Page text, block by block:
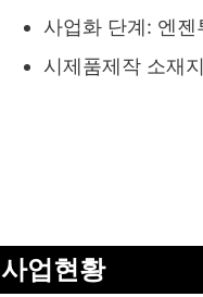
사업화 단계: 엔젠
시제품제작 소재
사업현황